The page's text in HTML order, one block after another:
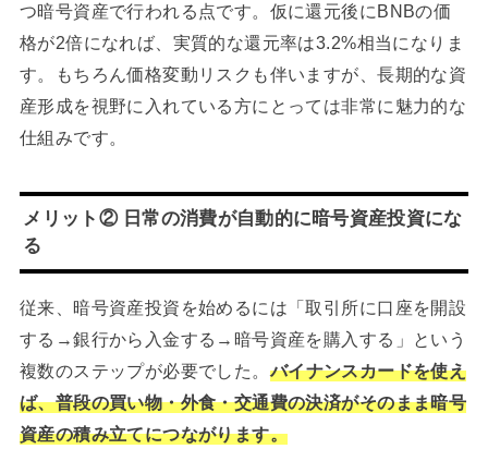
つ暗号資産で行われる点です。仮に還元後にBNBの価
格が2倍になれば、実質的な還元率は3.2%相当になりま
す。もちろん価格変動リスクも伴いますが、長期的な資
産形成を視野に入れている方にとっては非常に魅力的な
仕組みです。
メリット② 日常の消費が自動的に暗号資産投資にな
る
従来、暗号資産投資を始めるには「取引所に口座を開設
する→銀行から入金する→暗号資産を購入する」という
複数のステップが必要でした。バイナンスカードを使え
ば、普段の買い物・外食・交通費の決済がそのまま暗号
資産の積み立てにつながります。